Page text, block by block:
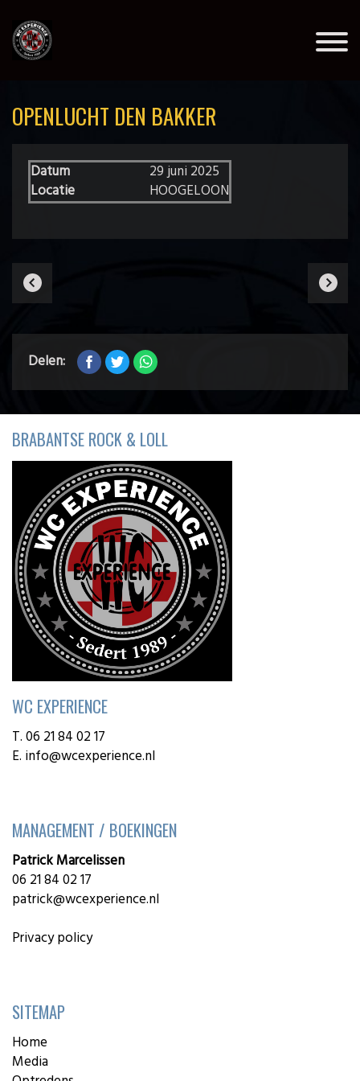
OPENLUCHT DEN BAKKER
Datum
29 juni 2025
Locatie
HOOGELOON
Delen:
BRABANTSE ROCK & LOLL
WC EXPERIENCE
T. 06 21 84 02 17
E. info@wcexperience.nl
MANAGEMENT / BOEKINGEN
Patrick Marcelissen
06 21 84 02 17
patrick@wcexperience.nl
Privacy policy
SITEMAP
Home
Media